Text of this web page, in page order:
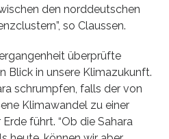
den norddeutschen
so Claussen.
überprüfte
Blick in unsere Klimazukunft.
schrumpfen, falls der von
Klimawandel zu einer
führt. “Ob die Sahara